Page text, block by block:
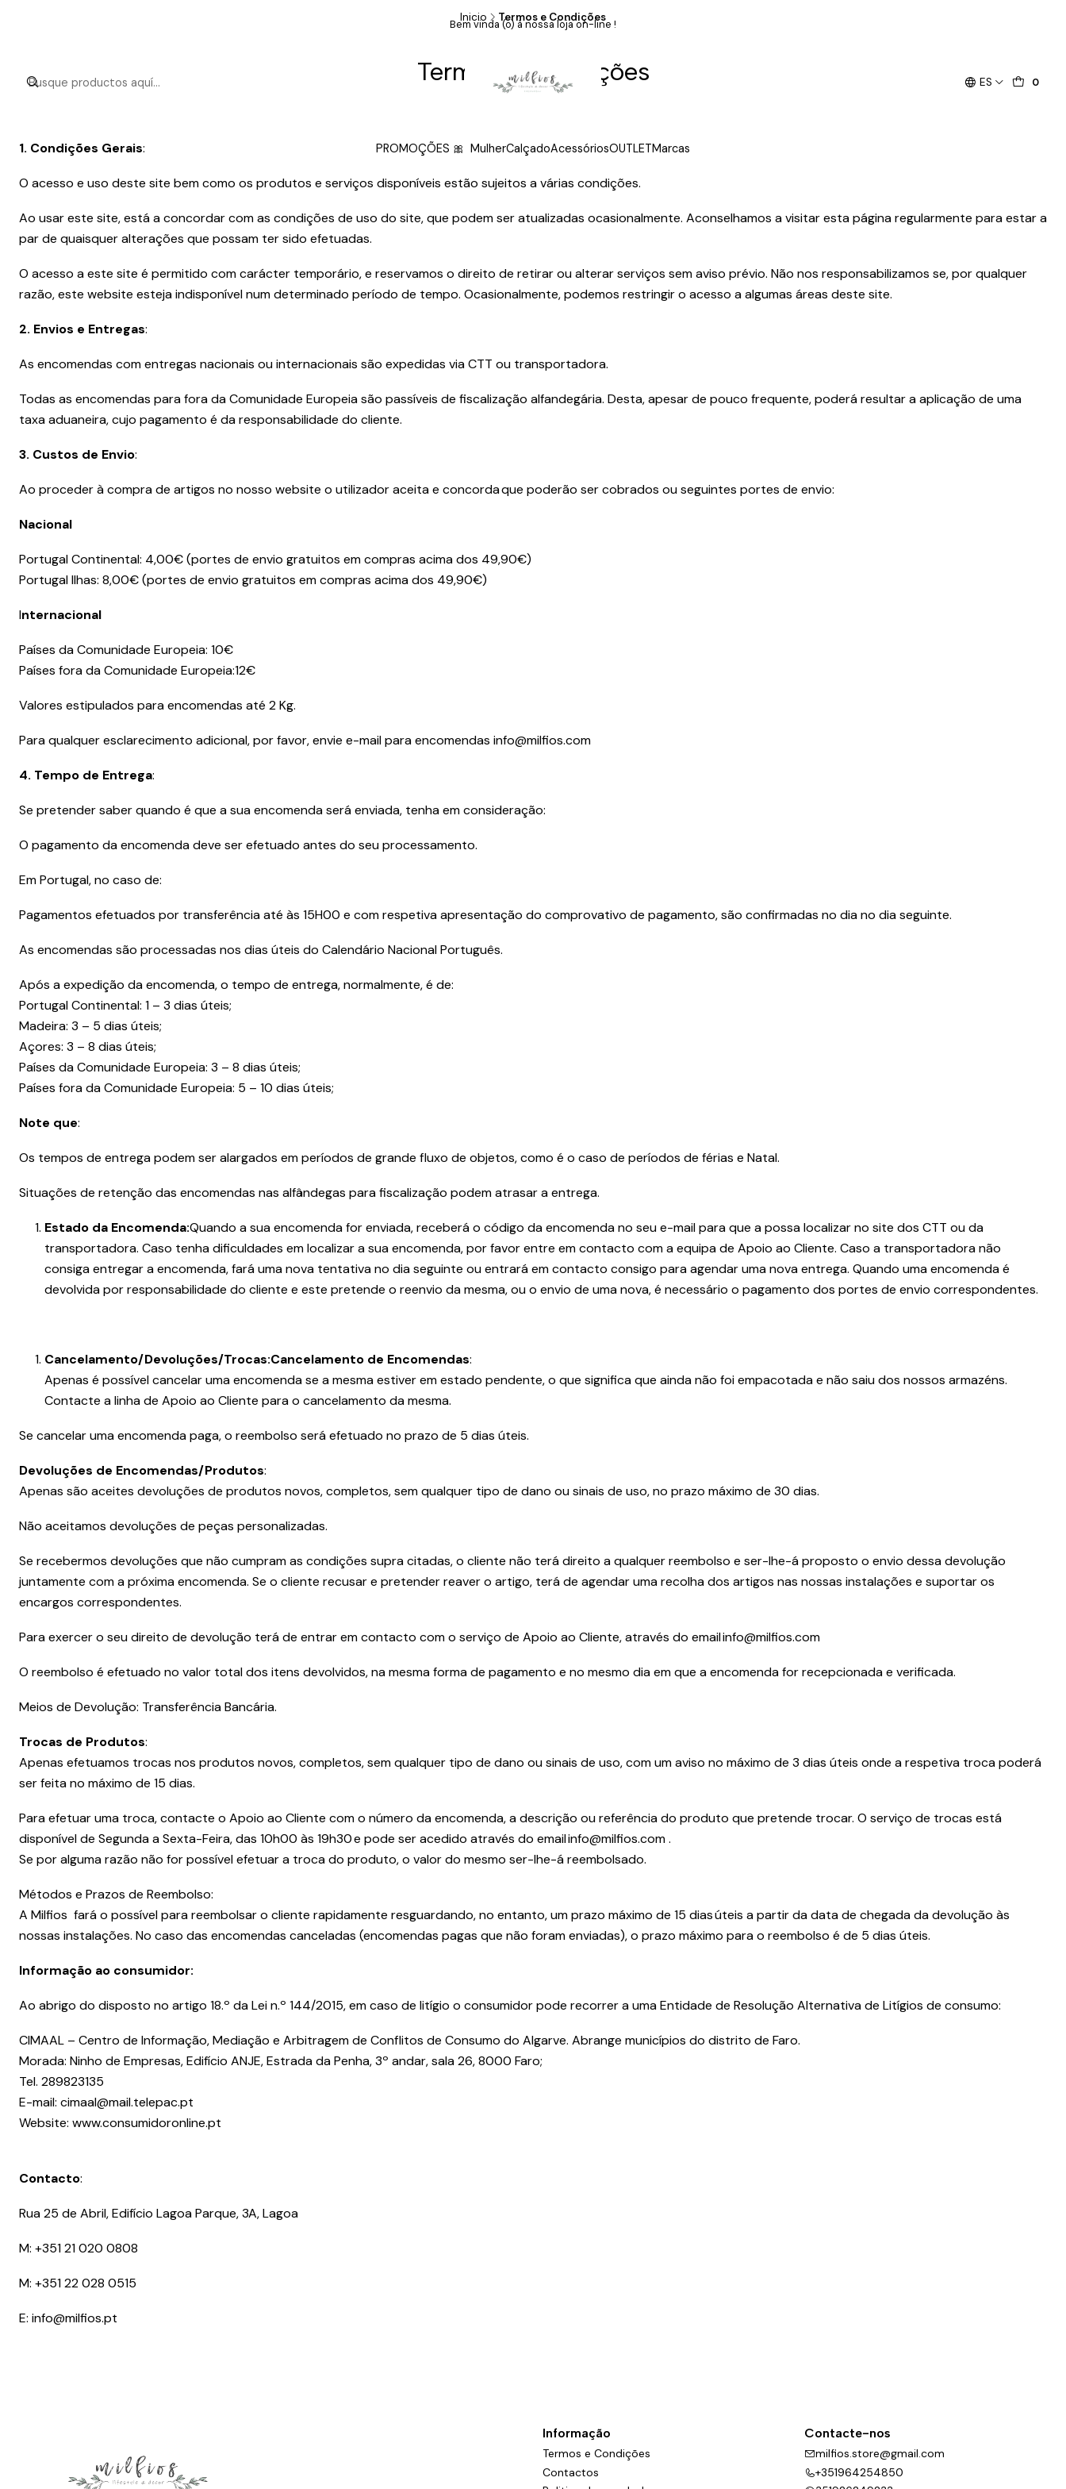
ES 0
PROMOÇÕES 🎀 MulherCalçadoAcessóriosOUTLETMarcas
Bem vinda (o) à nossa loja on-line !
Inicio Termos e Condições
Termos e Condições
1. Condições Gerais:
O acesso e uso deste site bem como os produtos e serviços disponíveis estão sujeitos a várias condições.
Ao usar este site, está a concordar com as condições de uso do site, que podem ser atualizadas ocasionalmente. Aconselhamos a visitar esta página regularmente para estar a
par de quaisquer alterações que possam ter sido efetuadas.
O acesso a este site é permitido com carácter temporário, e reservamos o direito de retirar ou alterar serviços sem aviso prévio. Não nos responsabilizamos se, por qualquer
razão, este website esteja indisponível num determinado período de tempo. Ocasionalmente, podemos restringir o acesso a algumas áreas deste site.
2. Envios e Entregas:
As encomendas com entregas nacionais ou internacionais são expedidas via CTT ou transportadora.
Todas as encomendas para fora da Comunidade Europeia são passíveis de fiscalização alfandegária. Desta, apesar de pouco frequente, poderá resultar a aplicação de uma
taxa aduaneira, cujo pagamento é da responsabilidade do cliente.
3. Custos de Envio:
Ao proceder à compra de artigos no nosso website o utilizador aceita e concorda que poderão ser cobrados ou seguintes portes de envio:
Nacional
Portugal Continental: 4,00€ (portes de envio gratuitos em compras acima dos 49,90€)
Portugal Ilhas: 8,00€ (portes de envio gratuitos em compras acima dos 49,90€)
Internacional
Países da Comunidade Europeia: 10€
Países fora da Comunidade Europeia:12€
Valores estipulados para encomendas até 2 Kg.
Para qualquer esclarecimento adicional, por favor, envie e-mail para encomendas info@milfios.com
4. Tempo de Entrega:
Se pretender saber quando é que a sua encomenda será enviada, tenha em consideração:
O pagamento da encomenda deve ser efetuado antes do seu processamento.
Em Portugal, no caso de:
Pagamentos efetuados por transferência até às 15H00 e com respetiva apresentação do comprovativo de pagamento, são confirmadas no dia no dia seguinte.
As encomendas são processadas nos dias úteis do Calendário Nacional Português.
Após a expedição da encomenda, o tempo de entrega, normalmente, é de:
Portugal Continental: 1 – 3 dias úteis;
Madeira: 3 – 5 dias úteis;
Açores: 3 – 8 dias úteis;
Países da Comunidade Europeia: 3 – 8 dias úteis;
Países fora da Comunidade Europeia: 5 – 10 dias úteis;
Note que:
Os tempos de entrega podem ser alargados em períodos de grande fluxo de objetos, como é o caso de períodos de férias e Natal.
Situações de retenção das encomendas nas alfândegas para fiscalização podem atrasar a entrega.
Estado da Encomenda:Quando a sua encomenda for enviada, receberá o código da encomenda no seu e-mail para que a possa localizar no site dos CTT ou da
transportadora. Caso tenha dificuldades em localizar a sua encomenda, por favor entre em contacto com a equipa de Apoio ao Cliente. Caso a transportadora não
consiga entregar a encomenda, fará uma nova tentativa no dia seguinte ou entrará em contacto consigo para agendar uma nova entrega. Quando uma encomenda é
devolvida por responsabilidade do cliente e este pretende o reenvio da mesma, ou o envio de uma nova, é necessário o pagamento dos portes de envio correspondentes.
Cancelamento/Devoluções/Trocas:Cancelamento de Encomendas:
Apenas é possível cancelar uma encomenda se a mesma estiver em estado pendente, o que significa que ainda não foi empacotada e não saiu dos nossos armazéns.
Contacte a linha de Apoio ao Cliente para o cancelamento da mesma.
Se cancelar uma encomenda paga, o reembolso será efetuado no prazo de 5 dias úteis.
Devoluções de Encomendas/Produtos:
Apenas são aceites devoluções de produtos novos, completos, sem qualquer tipo de dano ou sinais de uso, no prazo máximo de 30 dias.
Não aceitamos devoluções de peças personalizadas.
Se recebermos devoluções que não cumpram as condições supra citadas, o cliente não terá direito a qualquer reembolso e ser-lhe-á proposto o envio dessa devolução
juntamente com a próxima encomenda. Se o cliente recusar e pretender reaver o artigo, terá de agendar uma recolha dos artigos nas nossas instalações e suportar os
encargos correspondentes.
Para exercer o seu direito de devolução terá de entrar em contacto com o serviço de Apoio ao Cliente, através do email info@milfios.com
O reembolso é efetuado no valor total dos itens devolvidos, na mesma forma de pagamento e no mesmo dia em que a encomenda for recepcionada e verificada.
Meios de Devolução: Transferência Bancária.
Trocas de Produtos:
Apenas efetuamos trocas nos produtos novos, completos, sem qualquer tipo de dano ou sinais de uso, com um aviso no máximo de 3 dias úteis onde a respetiva troca poderá
ser feita no máximo de 15 dias.
Para efetuar uma troca, contacte o Apoio ao Cliente com o número da encomenda, a descrição ou referência do produto que pretende trocar. O serviço de trocas está
disponível de Segunda a Sexta-Feira, das 10h00 às 19h30 e pode ser acedido através do email info@milfios.com .
Se por alguma razão não for possível efetuar a troca do produto, o valor do mesmo ser-lhe-á reembolsado.
Métodos e Prazos de Reembolso:
A Milfios fará o possível para reembolsar o cliente rapidamente resguardando, no entanto, um prazo máximo de 15 dias úteis a partir da data de chegada da devolução às
nossas instalações. No caso das encomendas canceladas (encomendas pagas que não foram enviadas), o prazo máximo para o reembolso é de 5 dias úteis.
Informação ao consumidor:
Ao abrigo do disposto no artigo 18.º da Lei n.º 144/2015, em caso de litígio o consumidor pode recorrer a uma Entidade de Resolução Alternativa de Litígios de consumo:
CIMAAL – Centro de Informação, Mediação e Arbitragem de Conflitos de Consumo do Algarve. Abrange municípios do distrito de Faro.
Morada: Ninho de Empresas, Edifício ANJE, Estrada da Penha, 3º andar, sala 26, 8000 Faro;
Tel. 289823135
E-mail: cimaal@mail.telepac.pt
Website: www.consumidoronline.pt
Contacto:
Rua 25 de Abril, Edifício Lagoa Parque, 3A, Lagoa
M: +351 21 020 0808
M: +351 22 028 0515
E: info@milfios.pt
Informação
Termos e Condições
Contactos
Contacte-nos
milfios.store@gmail.com
+351964254850